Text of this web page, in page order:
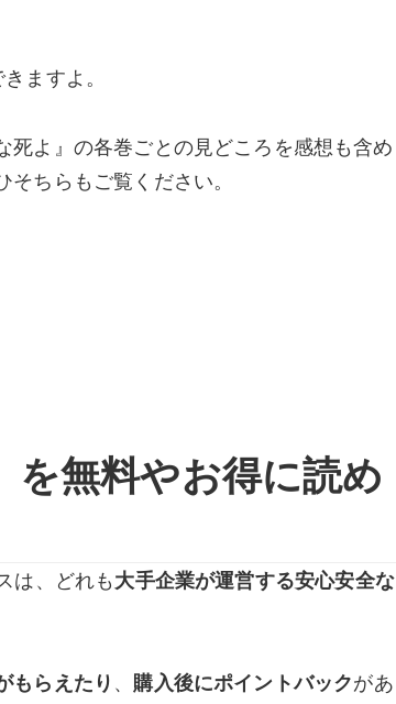
ますよ。
死よ』の各巻ごとの見どころを感想も含め
ちらもご覧ください。
を無料やお得に読め
は、どれも大手企業が運営する安心安全な
もらえたり 、 購入後にポイントバックがあ